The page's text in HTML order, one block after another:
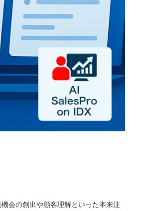
会の創出や顧客理解といった本来注